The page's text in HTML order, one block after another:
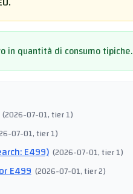
in quantità di consumo tipiche.
(2026-07-01, tier 1)
07-01, tier 1)
E499) (2026-07-01, tier 1)
E499 (2026-07-01, tier 2)